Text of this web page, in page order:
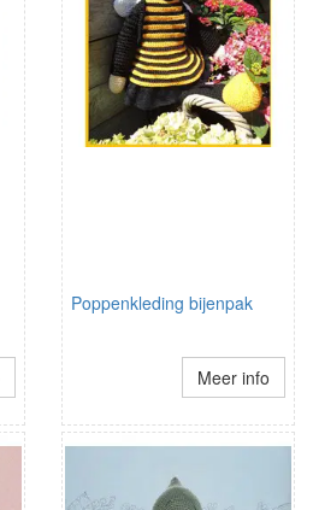
Poppenkleding bijenpak
Meer info